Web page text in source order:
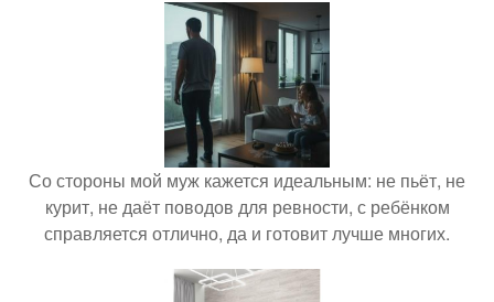
Со стороны мой муж кажется идеальным: не пьёт, не
курит, не даёт поводов для ревности, с ребёнком
справляется отлично, да и готовит лучше многих.